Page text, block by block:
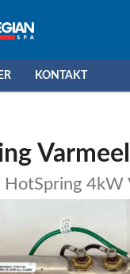
KONTAKT
HotSpring 4kW